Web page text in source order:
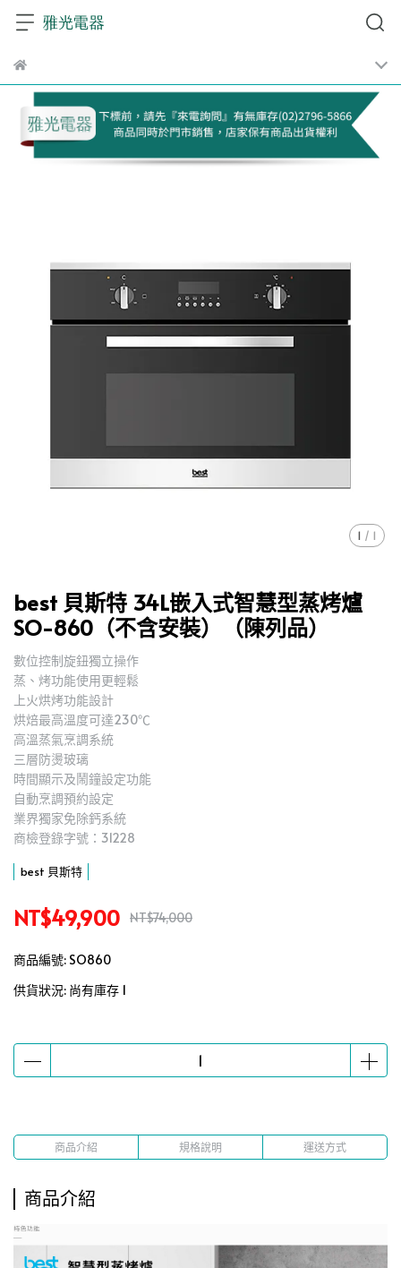
1 / 1
best 貝斯特 34L嵌入式智慧型蒸烤爐
SO-860（不含安裝）（陳列品）
數位控制旋鈕獨立操作
蒸、烤功能使用更輕鬆
上火烘烤功能設計
烘焙最高溫度可達230℃
高溫蒸氣烹調系統
三層防燙玻璃
時間顯示及鬧鐘設定功能
自動烹調預約設定
業界獨家免除鈣系統
商檢登錄字號：31228
best 貝斯特
NT$49,900 NT$74,000
商品編號: SO860
供貨狀況: 尚有庫存 1
商品介紹 規格說明 運送方式
商品介紹